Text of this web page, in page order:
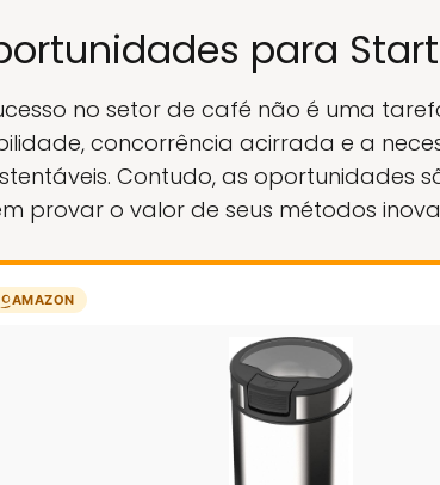
para
no setor de café não é uma
concorrência acirrada e a
Contudo, as oportunidades
provar o valor de seus métodos
AMAZON